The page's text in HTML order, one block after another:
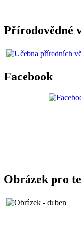
Přírodovědné
Facebook
Obrázek pro